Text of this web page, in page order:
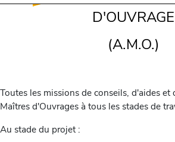
D'OUVRAGE
(A.M.O.)
Toutes les missions de conseils, d'aides et
Maîtres d'Ouvrages à tous les stades de
Au stade du projet :